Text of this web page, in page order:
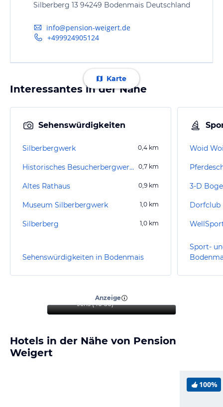
Silberberg 13 94249 Bodenmais Deutschland
info@pension-weigert.de
+499924905124
Karte
Interessantes in der Nähe
Sehenswürdigkeiten
Silberbergwerk 0,4 km
Historisches Besucherbergwerk Silberberg 0,7 km
Altes Rathaus 0,9 km
Museum Silberbergwerk 1,0 km
Silberberg 1,0 km
Sehenswürdigkeiten in Bodenmais
3-D
Dorfclub
Sport-
Anzeige
zum Entspannen
Jens (46-50)
Hotels in der Nähe von Pension
Weigert
100%